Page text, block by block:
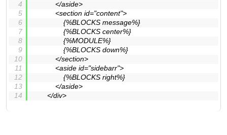
			</aside>
			<section id="content">
				{%BLOCKS message%}
				{%BLOCKS center%}
				{%MODULE%}
				{%BLOCKS down%}
			</section>
			<aside id="sidebarr">
				{%BLOCKS right%}
			</aside>
		</div>